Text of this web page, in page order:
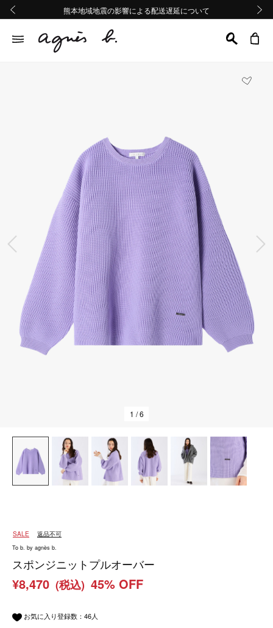
熊本地域地震の影響による配送遅延について
Summer Sale 2buy10%OFF!!
熊本地域地震の影響による配送遅延について
Summer Sale 2buy10%OFF!!
前の画像
1 / 6
SALE 返品不可
To b. by agnès b.
スポンジニットプルオーバー
¥8,470 (税込) 45% OFF
お気に入り登録数： 46人